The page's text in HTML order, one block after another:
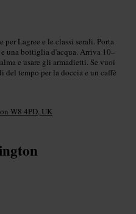
Lagree e le classi serali. Porta
una bottiglia d'acqua. Arriva 10–
e usare gli armadietti. Se vuoi
del tempo per la doccia e un caffè
W8 4PD, UK